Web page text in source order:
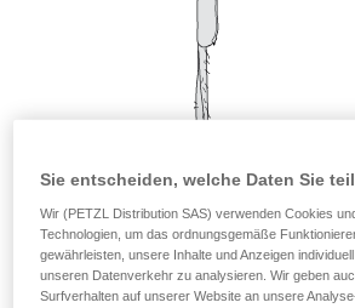
Sie entscheiden, welche Daten Sie
Wir (PETZL Distribution SAS) verwenden Cookies
Technologien, um das ordnungsgemäße
gewährleisten, unsere Inhalte und Anzeigen
unseren Datenverkehr zu analysieren. Wir geben
Surfverhalten auf unserer Website an unsere